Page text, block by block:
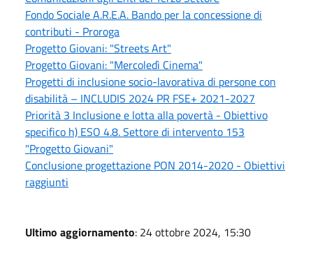
Fondo Sociale A.R.E.A. Bando per la concessione di
contributi - Proroga
Progetto Giovani: "Streets Art"
Progetto Giovani: "Mercoledì Cinema"
Progetti di inclusione socio-lavorativa di persone con
disabilità – INCLUDIS 2024 PR FSE+ 2021-2027
Priorità 3 Inclusione e lotta alla povertà - Obiettivo
specifico h) ESO 4.8. Settore di intervento 153
"Progetto Giovani"
Conclusione progettazione PON 2014-2020 - Obiettivi
raggiunti
Ultimo aggiornamento: 24 ottobre 2024, 15:30